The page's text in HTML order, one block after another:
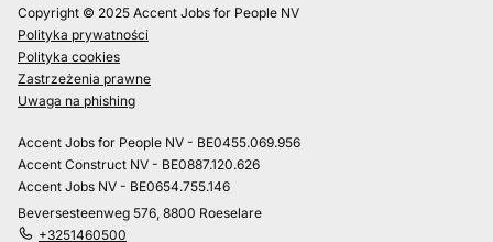
Copyright © 2025 Accent Jobs for People NV
Polityka prywatności
Polityka cookies
Zastrzeżenia prawne
Uwaga na phishing
Accent Jobs for People NV - BE0455.069.956
Accent Construct NV - BE0887.120.626
Accent Jobs NV - BE0654.755.146
Beversesteenweg 576, 8800 Roeselare
+3251460500